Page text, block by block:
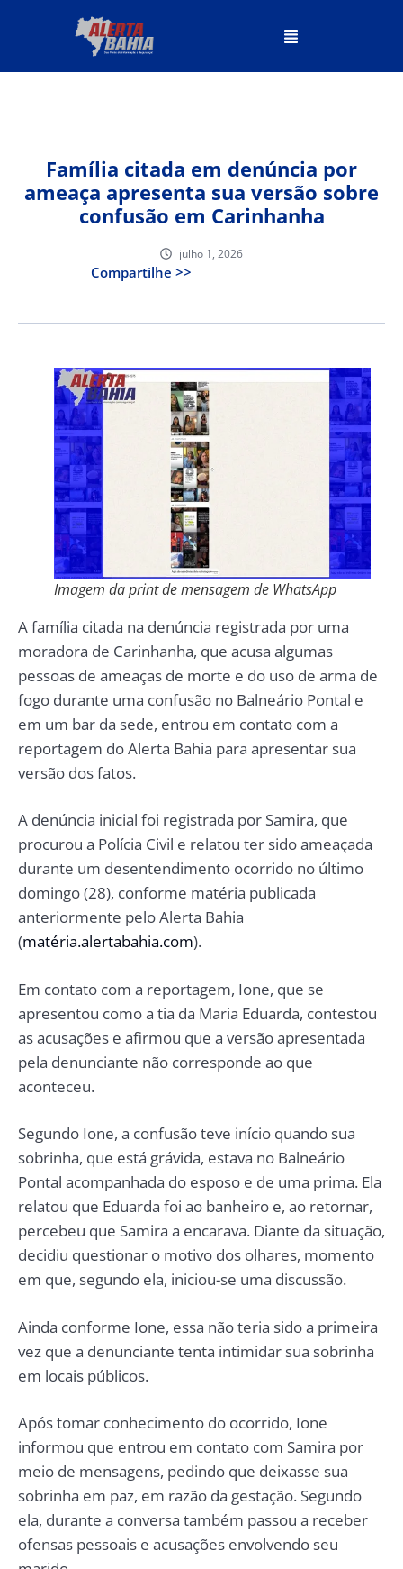
Família citada em denúncia por
ameaça apresenta sua versão sobre
confusão em Carinhanha
julho 1, 2026
Compartilhe >>
Imagem da print de mensagem de WhatsApp
A família citada na denúncia registrada por uma
moradora de Carinhanha, que acusa algumas
pessoas de ameaças de morte e do uso de arma de
fogo durante uma confusão no Balneário Pontal e
em um bar da sede, entrou em contato com a
reportagem do Alerta Bahia para apresentar sua
versão dos fatos.
A denúncia inicial foi registrada por Samira, que
procurou a Polícia Civil e relatou ter sido ameaçada
durante um desentendimento ocorrido no último
domingo (28), conforme matéria publicada
anteriormente pelo Alerta Bahia
(matéria.alertabahia.com).
Em contato com a reportagem, Ione, que se
apresentou como a tia da Maria Eduarda, contestou
as acusações e afirmou que a versão apresentada
pela denunciante não corresponde ao que
aconteceu.
Segundo Ione, a confusão teve início quando sua
sobrinha, que está grávida, estava no Balneário
Pontal acompanhada do esposo e de uma prima. Ela
relatou que Eduarda foi ao banheiro e, ao retornar,
percebeu que Samira a encarava. Diante da situação,
decidiu questionar o motivo dos olhares, momento
em que, segundo ela, iniciou-se uma discussão.
Ainda conforme Ione, essa não teria sido a primeira
vez que a denunciante tenta intimidar sua sobrinha
em locais públicos.
Após tomar conhecimento do ocorrido, Ione
informou que entrou em contato com Samira por
meio de mensagens, pedindo que deixasse sua
sobrinha em paz, em razão da gestação. Segundo
ela, durante a conversa também passou a receber
ofensas pessoais e acusações envolvendo seu